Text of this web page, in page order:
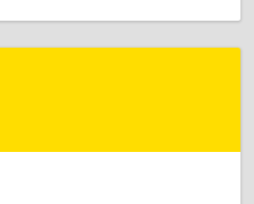
Респ, Глазов г, Сибирская